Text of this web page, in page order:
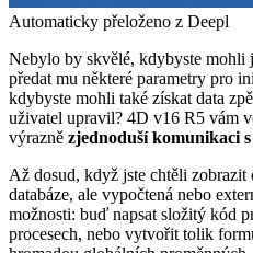
Automaticky přeloženo z Deepl
Nebylo by skvělé, kdybyste mohli
předat mu některé parametry pro
kdybyste mohli také získat data
uživatel upravil? 4D v16 R5 vám
výrazně zjednoduší komunikaci
Až dosud, když jste chtěli zobrazit
databáze, ale vypočtená nebo
možnosti: buď napsat složitý kód
procesech, nebo vytvořit tolik